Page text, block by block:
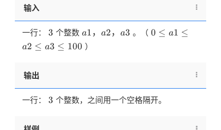
输入
一行： 3
3 个整数 a1，
a2，
a3
a1 ， a2， a3 。（ 0
\le
a3
0 ≤ a1 ≤
a2 ≤ a3 ≤ 100 ）
输出
一行： 3
3 个整数，之间用一个空格隔开。